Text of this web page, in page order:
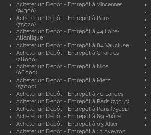
Acheter un Dépôt - Entrepôt à Vincennes
(94300)
Acheter un Dépôt - Entrepôt à Paris
(75020)
Acheter un Dépôt - Entrepôt à 44 Loire-
Atlantique
Acheter un Dépôt - Entrepôt à 84 Vaucluse
Acheter un Dépôt - Entrepôt à Chartres
(28000)
Acheter un Dépôt - Entrepôt à Nice
(06000)
Acheter un Dépôt - Entrepôt à Metz
(57000)
Acheter un Dépôt - Entrepôt à 40 Landes
Acheter un Dépôt - Entrepôt à Paris (75015)
Acheter un Dépôt - Entrepôt à Paris (75011)
Acheter un Dépôt - Entrepôt à 69 Rhône
Acheter un Dépôt - Entrepôt à 03 Allier
Acheter un Dépôt - Entrepôt à 12 Aveyron